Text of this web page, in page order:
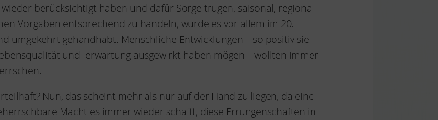
berücksichtigt haben und dafür Sorge trugen, saisonal, regional
Vorgaben entsprechend zu handeln, wurde es vor allem im 20.
umgekehrt gehandhabt. Menschliche Entwicklungen – so positiv sie
und -erwartung ausgewirkt haben mögen – wollten immer
Nun, das scheint mehr als nur auf der Hand zu liegen, da eine
Macht es immer wieder schafft, diese Errungenschaften in